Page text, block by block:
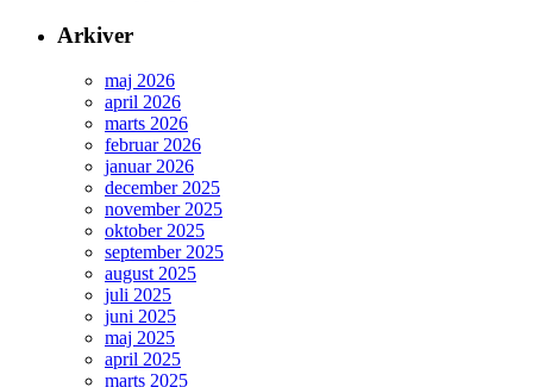
Arkiver
maj 2026
april 2026
marts 2026
februar 2026
januar 2026
december 2025
november 2025
oktober 2025
september 2025
august 2025
juli 2025
juni 2025
maj 2025
april 2025
marts 2025